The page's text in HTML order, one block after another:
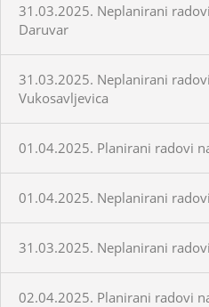
31.03.2025. Neplanirani
Daruvar
31.03.2025. Neplanirani
Vukosavljevica
01.04.2025. Planirani radovi
01.04.2025. Neplanirani
31.03.2025. Neplanirani
02.04.2025. Planirani radovi